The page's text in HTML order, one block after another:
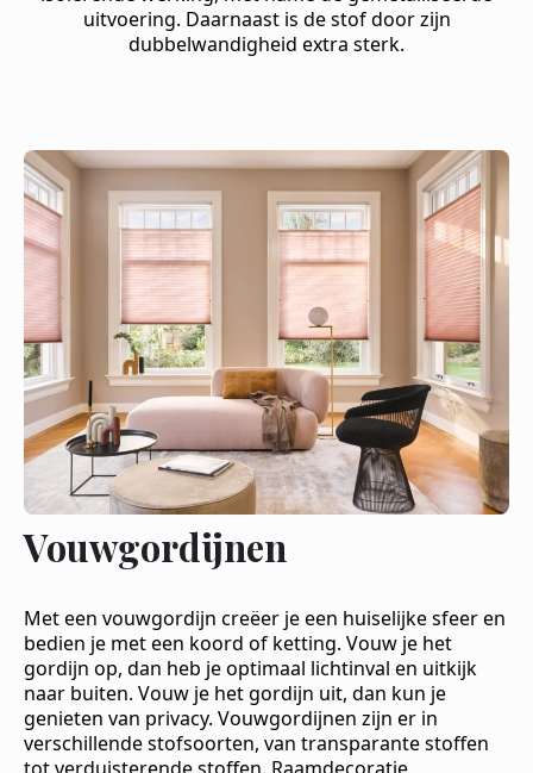
uitvoering. Daarnaast is de stof door zijn
dubbelwandigheid extra sterk.
Vouwgordijnen
Met een vouwgordijn creëer je een huiselijke sfeer en
bedien je met een koord of ketting. Vouw je het
gordijn op, dan heb je optimaal lichtinval en uitkijk
naar buiten. Vouw je het gordijn uit, dan kun je
genieten van privacy. Vouwgordijnen zijn er in
verschillende stofsoorten, van transparante stoffen